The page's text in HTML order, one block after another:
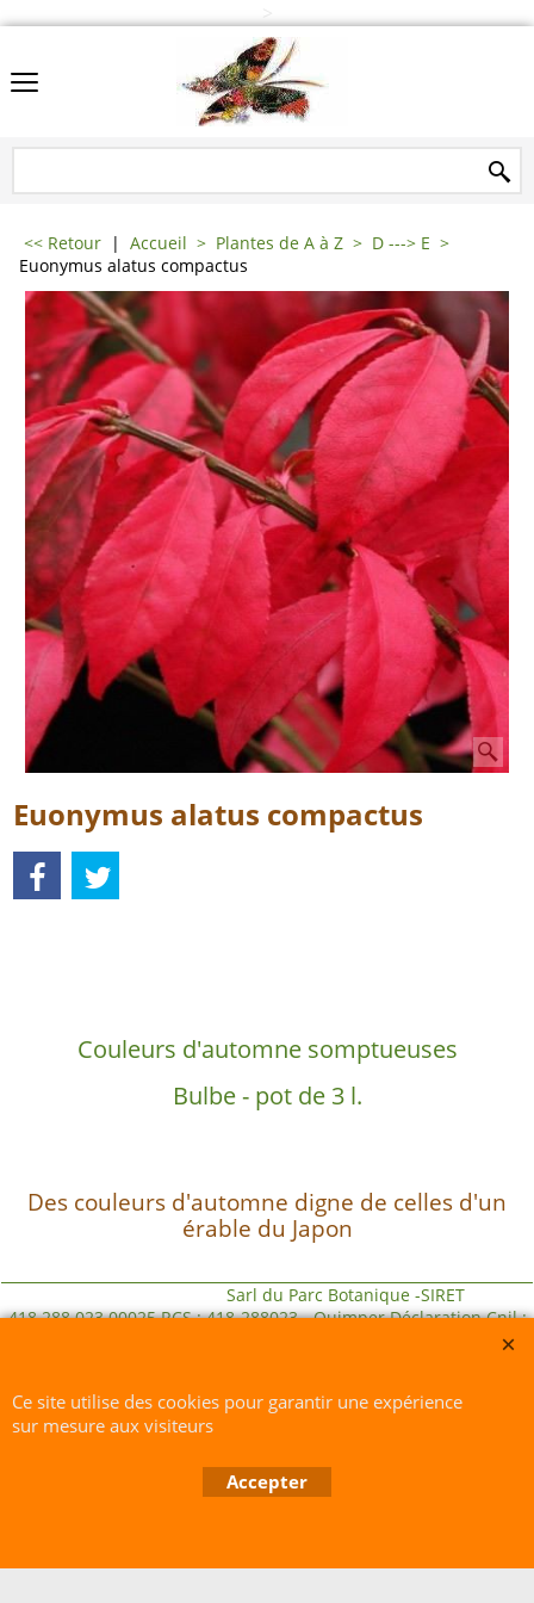
<< Retour | Accueil > Plantes de A à Z > D ---> E >
Euonymus alatus compactus
Euonymus alatus compactus
Couleurs d'automne somptueuses
Bulbe - pot de 3 l.
Des couleurs d'automne digne de celles d'un
érable du Japon
Sarl du Parc Botanique -SIRET
418 288 023 00025 RCS : 418-288023 - Quimper Déclaration Cnil :
Boutique en ligne créés avec le logiciel eCommerce ShopFactory
Ce site utilise des cookies pour garantir une expérience
sur mesure aux visiteurs
Accepter